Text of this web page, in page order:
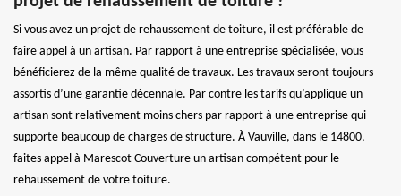
Si vous avez un projet de rehaussement de toiture, il est préférable de
faire appel à un artisan. Par rapport à une entreprise spécialisée, vous
bénéficierez de la même qualité de travaux. Les travaux seront toujours
assortis d’une garantie décennale. Par contre les tarifs qu’applique un
artisan sont relativement moins chers par rapport à une entreprise qui
supporte beaucoup de charges de structure. À Vauville, dans le 14800,
faites appel à Marescot Couverture un artisan compétent pour le
rehaussement de votre toiture.